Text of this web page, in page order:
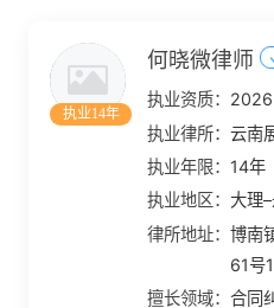
执业14年
何晓微律师
执业资质：
执业律所：云南
执业年限： 14年
执业地区：大理
律所地址：博南
61号
擅长领域：合同